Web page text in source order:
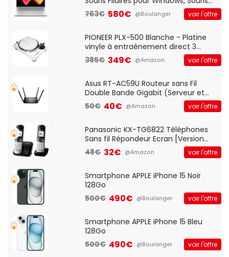
Optique Filaire, Connexion USB Plug
And Play, Confortable, Taille
QWERTY UK - Noir
763€ 580€ @Boulanger voir l'offre
PIONEER PLX-500 Blanche - Platine
vinyle à entraénement direct 3
vitesses (33-45-78 trs/min) avec
pre-ampli intégré et port USB
385€ 349€ @Amazon voir l'offre
Asus RT-AC59U Routeur sans Fil
Double Bande Gigabit (Serveur et
Client VPN, Triple Vlan, Mode Point
d'accès et Bridge, contrôle Parental,
50€ 40€ @Amazon voir l'offre
Panasonic KX-TG6822 Téléphones
Sans fil Répondeur Ecran [Version
Française]
48€ 32€ @Amazon voir l'offre
Smartphone APPLE iPhone 15 Noir
128Go
500€ 490€ @Boulanger voir l'offre
Smartphone APPLE iPhone 15 Bleu
128Go
500€ 490€ @Boulanger voir l'offre